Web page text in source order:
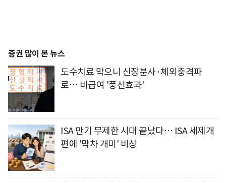
증권 많이 본 뉴스
도수치료 막으니 신장분사·체외충격파
로… 비급여 '풍선효과'
ISA 만기 무제한 시대 끝났다… ISA 세제개
편에 '막차 개미' 비상